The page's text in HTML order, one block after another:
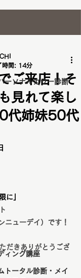
ーソナルカラー診断
ィング講座
トータル診断・メイ
ご来店！そ
見れて楽し
代姉妹50代
時間: 14分
に」
ニューデイ）です！
だきありがとうござ